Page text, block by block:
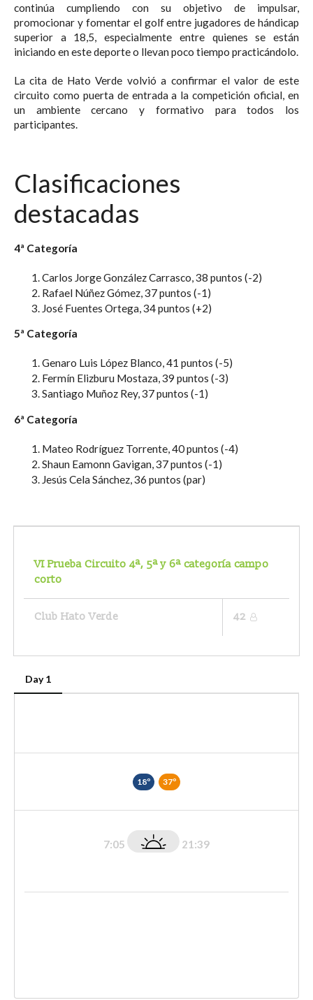
continúa cumpliendo con su objetivo de impulsar,
promocionar y fomentar el golf entre jugadores de hándicap
superior a 18,5, especialmente entre quienes se están
iniciando en este deporte o llevan poco tiempo practicándolo.
La cita de Hato Verde volvió a confirmar el valor de este
circuito como puerta de entrada a la competición oficial, en
un ambiente cercano y formativo para todos los
participantes.
Clasificaciones
destacadas
4ª Categoría
Carlos Jorge González Carrasco, 38 puntos (-2)
Rafael Núñez Gómez, 37 puntos (-1)
José Fuentes Ortega, 34 puntos (+2)
5ª Categoría
Genaro Luis López Blanco, 41 puntos (-5)
Fermín Elizburu Mostaza, 39 puntos (-3)
Santiago Muñoz Rey, 37 puntos (-1)
6ª Categoría
Mateo Rodríguez Torrente, 40 puntos (-4)
Shaun Eamonn Gavigan, 37 puntos (-1)
Jesús Cela Sánchez, 36 puntos (par)
VI Prueba Circuito 4ª, 5ª y 6ª categoría campo
corto
Club Hato Verde 42
Day 1
18º 37º
7:05 21:39